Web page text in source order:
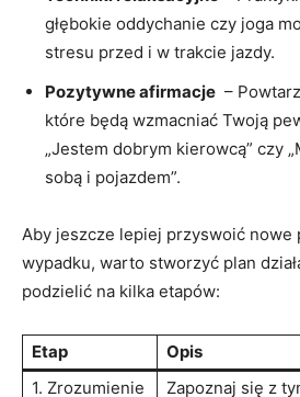
głębokie oddychanie czy joga‍
stresu przed i w trakcie jazdy.
Pozytywne afirmacje
–⁢
które będą wzmacniać Twoją
„Jestem dobrym kierowcą” czy
sobą‍ i pojazdem”.
Aby jeszcze lepiej przyswoić nowe
wypadku, ⁤warto stworzyć plan
podzielić na kilka etapów:
Etap
Opis
1. Zrozumienie⁣
Zapoznaj się z